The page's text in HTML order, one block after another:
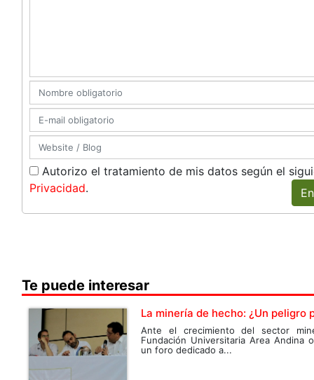
Autorizo el tratamiento de mis datos según el
Privacidad.
Te puede interesar
La minería de hecho: ¿Un peligro
Ante el crecimiento del sector
Fundación Universitaria Area Andina
un foro dedicado a...